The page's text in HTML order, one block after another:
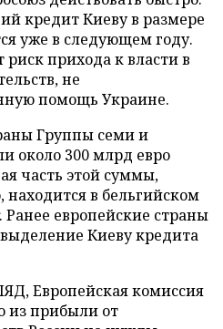
кредит Киеву в размере
уже в следующем году.
риск прихода к власти в
не
помощь Украине.
Группы семи и
около 300 млрд евро
часть этой суммы,
находится в бельгийском
европейские страны
Киеву кредита
Европейская комиссия
из прибыли от